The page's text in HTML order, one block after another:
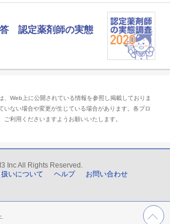
認定薬剤師の実態
、Web上に公開されている情報を参照し掲載しておりま
いない場合や変更が生じている場合があります。各プロ
ご利用くださいますようお願いいたします。
Inc All Rights Reserved.
いについて ヘルプ
お問い合わせ